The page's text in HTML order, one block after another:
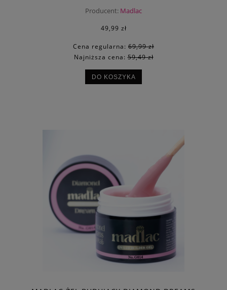
Producent: Madlac
49,99 zł
Cena regularna: 69,99 zł
Najniższa cena:59,49 zł
DO KOSZYKA